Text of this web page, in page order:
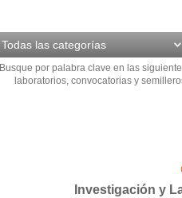
Todas las categorías
Busque por palabra clave en las
laboratorios, convocatorias y
Investigación y